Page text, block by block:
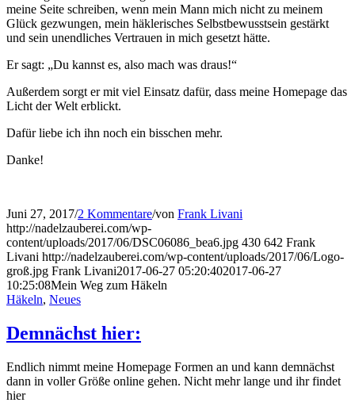
meine Seite schreiben, wenn mein Mann mich nicht zu meinem
Glück gezwungen, mein häklerisches Selbstbewusstsein gestärkt
und sein unendliches Vertrauen in mich gesetzt hätte.
Er sagt: „Du kannst es, also mach was draus!“
Außerdem sorgt er mit viel Einsatz dafür, dass meine Homepage das
Licht der Welt erblickt.
Dafür liebe ich ihn noch ein bisschen mehr.
Danke!
Juni 27, 2017/2 Kommentare/von Frank Livani
http://nadelzauberei.com/wp-
content/uploads/2017/06/DSC06086_bea6.jpg 430 642 Frank
Livani http://nadelzauberei.com/wp-content/uploads/2017/06/Logo-
groß.jpg Frank Livani2017-06-27 05:20:402017-06-27
10:25:08Mein Weg zum Häkeln
Häkeln, Neues
Demnächst hier:
Endlich nimmt meine Homepage Formen an und kann demnächst
dann in voller Größe online gehen. Nicht mehr lange und ihr findet
hier